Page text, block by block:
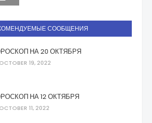
СООБЩЕНИЯ
НА 20 ОКТЯБРЯ
OCTOBER 19, 2022
НА 12 ОКТЯБРЯ
OCTOBER 11, 2022